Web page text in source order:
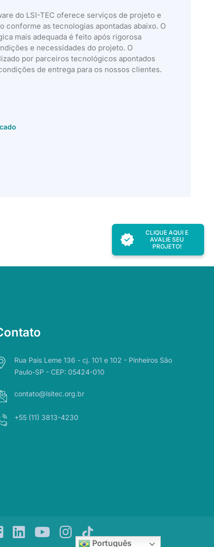
do LSI-TEC oferece serviços de projeto e
conforme as tecnologias apontadas abaixo. O
mais adequada é feito após rigorosa
e necessidades do projeto. O
por parceiros tecnológicos apontados
de entrega para os nossos clientes.
CLIQUE AQUI E
AVALIE SEU
PROJETO!
Rua Pais Leme 136 - cj. 101 e 102 - Pinheiros São
Paulo-SP - CEP: 05424-010
contato@lsitec.org.br
+55 (11) 3813-4230
facebooklinkedin instagram
Português